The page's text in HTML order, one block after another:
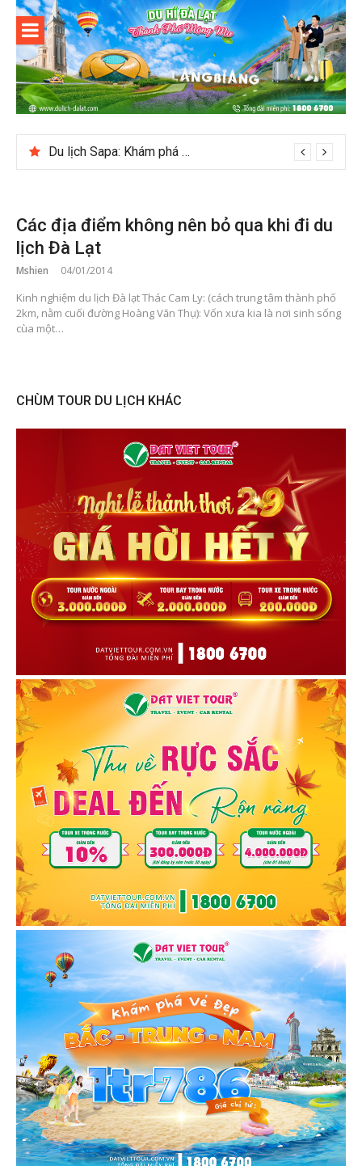
Skip
content
Du lịch Đà
Lạt
Du lịch Sapa: Khám phá bản Ý Linh Hồ độc đáo giữa Tây Bắc
Các địa điểm không nên bỏ qua khi đi du
lịch Đà Lạt
Mshien 04/01/2014
Kinh nghiệm du lịch Đà lạt Thác Cam Ly: (cách trung tâm thành phố
2km, nằm cuối đường Hoàng Văn Thụ): Vốn xưa kia là nơi sinh sống
cùa một…
CHÙM TOUR DU LỊCH KHÁC